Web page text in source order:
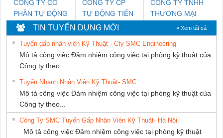
CÔNG TY CỔ
PHẦN TỰ ĐỘNG
TIẾN HƯNG
CÔNG TY CP
TỰ ĐỘNG TIẾN
HƯNG
CÔNG TY TNHH
THƯƠNG MẠI
THIÊN ÂN VIỆT
NAM
TIN TUYỂN DỤNG MỚI » Xem tất cả
Tuyển gấp nhân viên Kỹ Thuật - Cty SMC Engineering
Mô tả công việc Đảm nhiệm công việc tại phòng kỹ thuật của
Công ty theo...
Tuyển Nhanh Nhân Viên Kỹ Thuật- SMC
Mô tả công việc Đảm nhiệm công việc tại phòng kỹ thuật của
Công ty theo...
Công Ty SMC Tuyển Gấp Nhân Viên Kỹ Thuật- Hà Nội
Mô tả công việc Đảm nhiệm công việc tại phòng kỹ thuật